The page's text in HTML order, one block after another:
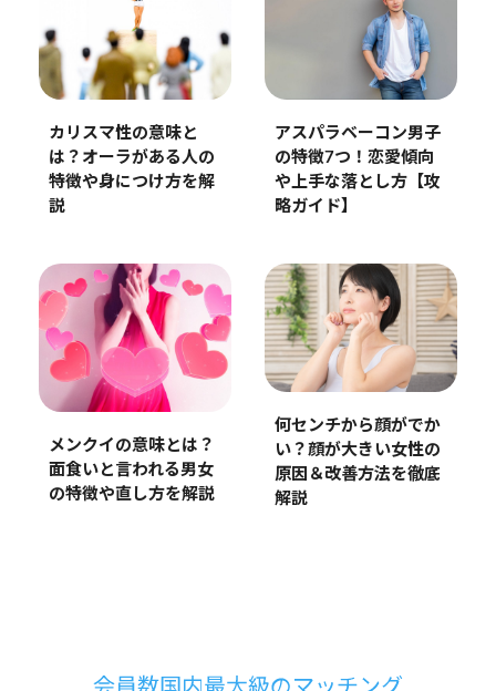
カリスマ性の意味と
は？オーラがある人の
特徴や身につけ方を解
説
アスパラベーコン男子
の特徴7つ！恋愛傾向
や上手な落とし方【攻
略ガイド】
メンクイの意味とは？
面食いと言われる男女
の特徴や直し方を解説
何センチから顔がでか
い？顔が大きい女性の
原因＆改善方法を徹底
解説